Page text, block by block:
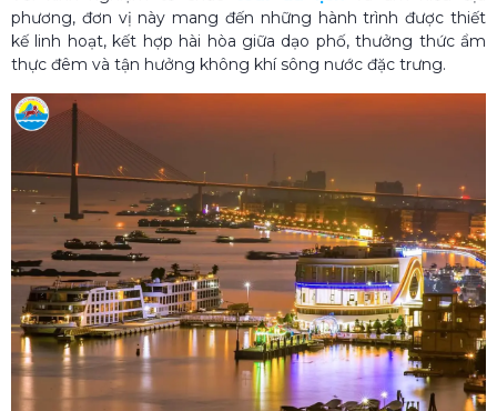
phương, đơn vị này mang đến những hành trình được thiết
kế linh hoạt, kết hợp hài hòa giữa dạo phố, thưởng thức ẩm
thực đêm và tận hưởng không khí sông nước đặc trưng.